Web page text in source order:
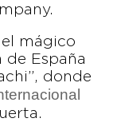
mágico
de España
donde